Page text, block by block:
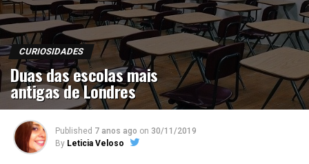
CURIOSIDADES
Duas das escolas mais
antigas de Londres
Published 7 anos ago on 30/11/2019
By Leticia Veloso